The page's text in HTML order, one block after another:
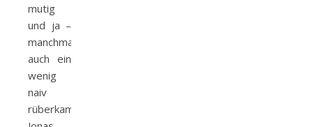
mutig
und ja –
manchmal
auch ein
wenig
naiv
rüberkam.